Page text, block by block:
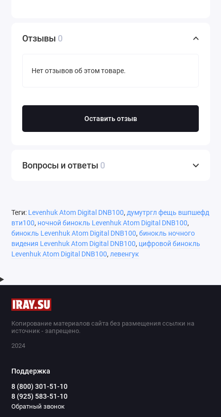
Отзывы 0
Нет отзывов об этом товаре.
Оставить отзыв
Вопросы и ответы 0
Теги: Levenhuk Atom Digital DNB100, думутргл фещь вшпшефд
вти100, ночной бинокль Levenhuk Atom Digital DNB100,
бинокль Levenhuk Atom Digital DNB100, бинокль ночного
видения Levenhuk Atom Digital DNB100, цифровой бинокль
Levenhuk Atom Digital DNB100, левенгук
Копирование материалов сайта без размещения ссылки на
источник - запрещено.
2024
Поддержка
8 (800) 301-51-10
8 (925) 583-51-10
Обратный звонок